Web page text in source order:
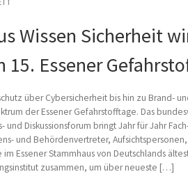
Wissen Sicherheit
15. Essener
über Cybersicherheit bis hin zu Brand-
der Essener Gefahrstofftage. Das
und Diskussionsforum bringt Jahr für Jahr
und Behördenvertreter,
Essener Stammhaus von Deutschlands
zusammen, um über neueste […]